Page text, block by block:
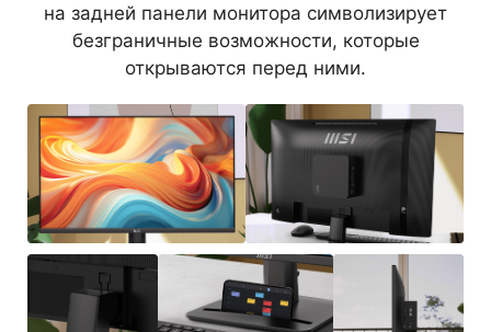
на задней панели монитора символизирует
безграничные возможности, которые
открываются перед ними.